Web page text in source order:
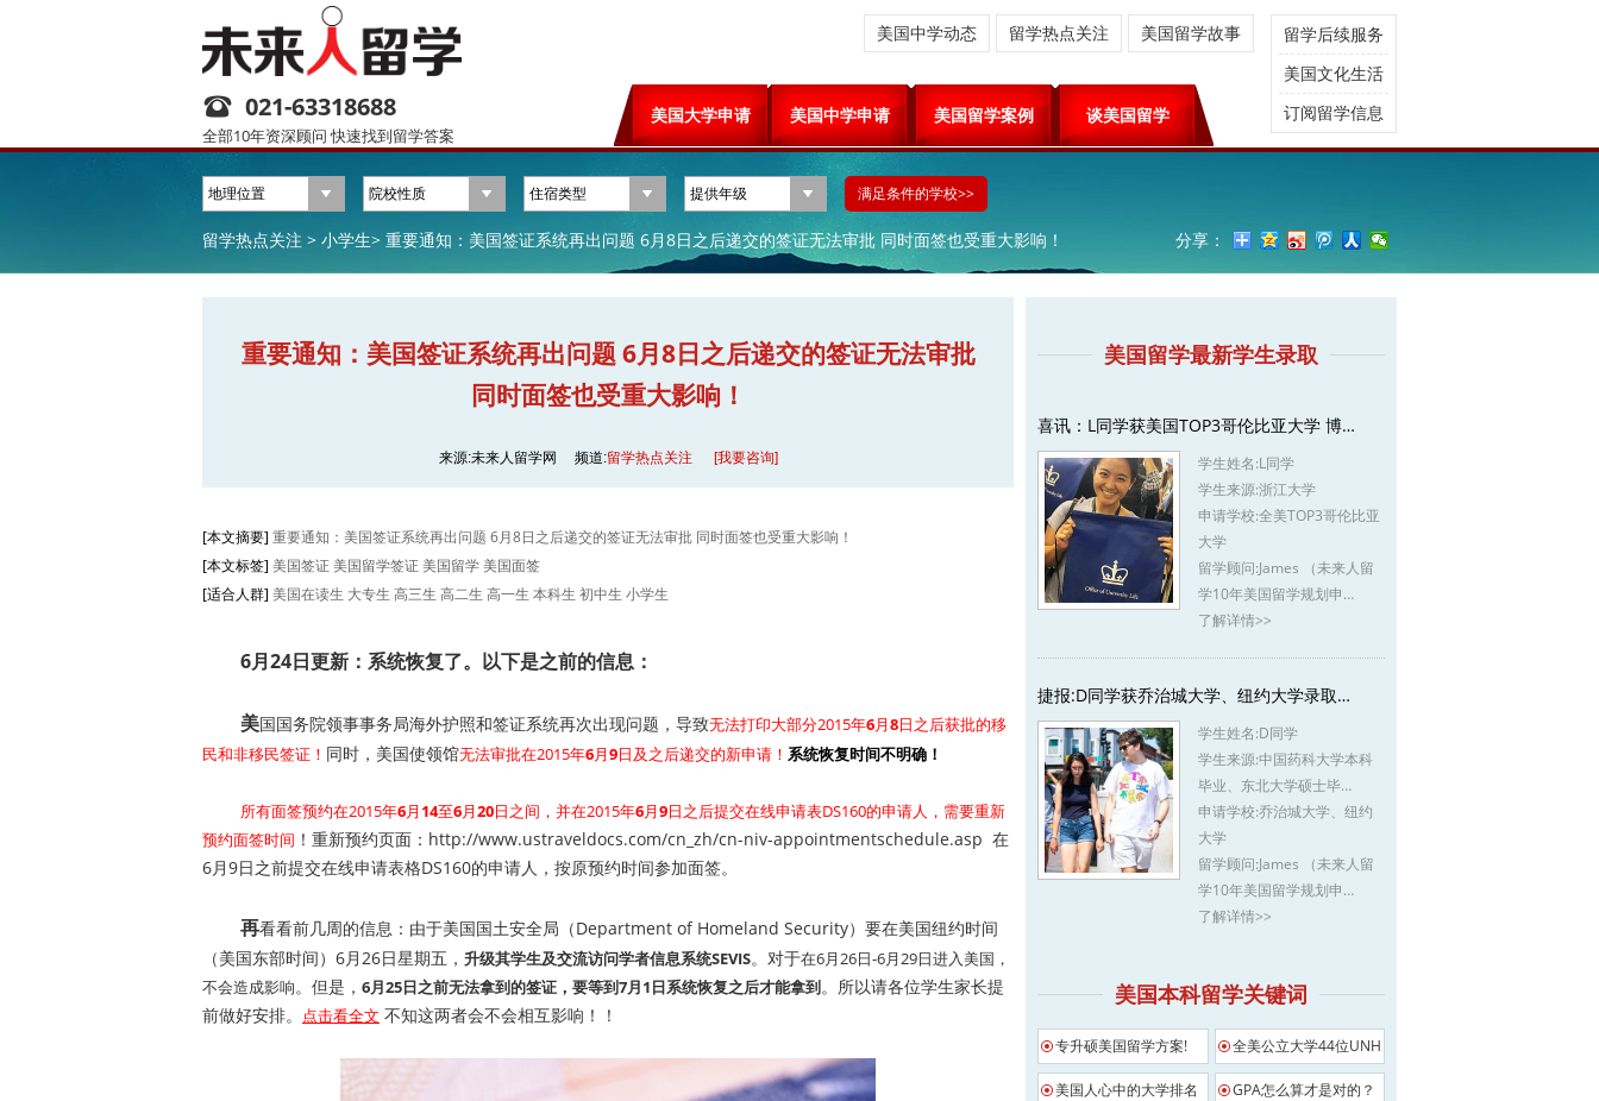
021-63318688
全部10年资深顾问 快速找到留学答案
美国大学申请 美国中学申请 美国留学案例 谈美国留学
美国中学动态 留学热点关注 美国留学故事
留学后续服务
美国文化生活
订阅留学信息
留学热点关注 > 小学生> 重要通知：美国签证系统再出问题 6月8日之后递交的签证无法审批 同时面签也受重大影响！ 分享：
重要通知：美国签证系统再出问题 6月8日之后递交的签证无法审批
同时面签也受重大影响！
来源:未来人留学网 频道:留学热点关注 [我要咨询]
[本文摘要] 重要通知：美国签证系统再出问题 6月8日之后递交的签证无法审批 同时面签也受重大影响！
[本文标签] 美国签证 美国留学签证 美国留学 美国面签
[适合人群] 美国在读生 大专生 高三生 高二生 高一生 本科生 初中生 小学生
6月24日更新：系统恢复了。以下是之前的信息：
美国国务院领事事务局海外护照和签证系统再次出现问题，导致无法打印大部分2015年6月8日之后获批的移
民和非移民签证！ 同时，美国使领馆无法审批在2015年6月9日及之后递交的新申请！ 系统恢复时间不明确！
所有面签预约在2015年6月14至6月20日之间，并在2015年6月9日之后提交在线申请表DS160的申请人，需要重新
预约面签时间 ！重新预约页面： http://www.ustraveldocs.com/cn_zh/cn-niv-appointmentschedule.asp 在
6月9日之前提交在线申请表格DS160的申请人，按原预约时间参加面签。
再看看前几周的信息：由于美国国土安全局（Department of Homeland Security）要在美国纽约时间
（美国东部时间）6月26日星期五， 升级其学生及交流访问学者信息系统SEVIS。对于在6月26日-6月29日进入美国，
不会造成影响。但是， 6月25日之前无法拿到的签证，要等到7月1日系统恢复之后才能拿到。所以请各位学生家长提
前做好安排。 点击看全文 不知这两者会不会相互影响！！
美国留学最新学生录取
喜讯：L同学获美国TOP3哥伦比亚大学 博…
学生姓名:L同学
学生来源:浙江大学
申请学校:全美TOP3哥伦比亚
大学
留学顾问:James （未来人留
学10年美国留学规划申…
了解详情>>
捷报:D同学获乔治城大学、纽约大学录取…
学生姓名:D同学
学生来源:中国药科大学本科
毕业、东北大学硕士毕…
申请学校:乔治城大学、纽约
大学
留学顾问:James （未来人留
学10年美国留学规划申…
了解详情>>
美国本科留学关键词
专升硕美国留学方案! 全美公立大学44位UNH
美国人心中的大学排名 GPA怎么算才是对的？